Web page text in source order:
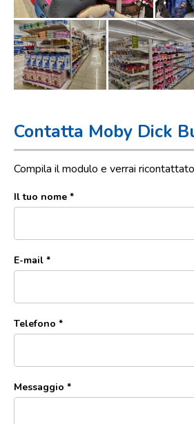
Contatta Moby Dick
Compila il modulo e verrai
Il tuo nome *
E-mail *
Telefono *
Messaggio *